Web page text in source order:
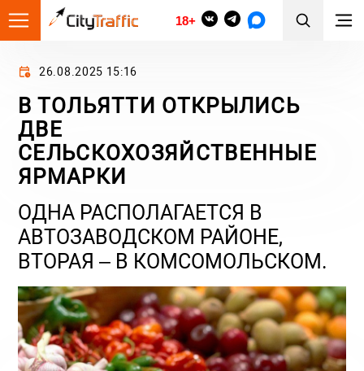
18+
26.08.2025 15:16
В ТОЛЬЯТТИ ОТКРЫЛИСЬ
ДВЕ
СЕЛЬСКОХОЗЯЙСТВЕННЫЕ
ЯРМАРКИ
ОДНА РАСПОЛАГАЕТСЯ В
АВТОЗАВОДСКОМ РАЙОНЕ,
ВТОРАЯ – В КОМСОМОЛЬСКОМ.